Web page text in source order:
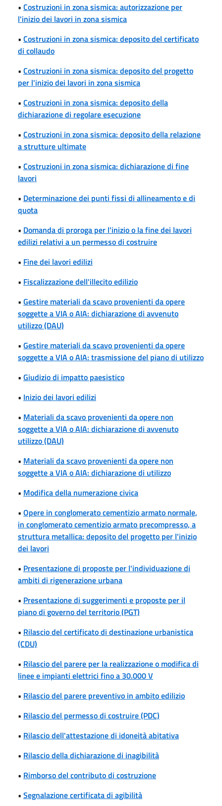
• Costruzioni in zona sismica: autorizzazione per
l'inizio dei lavori in zona sismica
• Costruzioni in zona sismica: deposito del certificato
di collaudo
• Costruzioni in zona sismica: deposito del progetto
per l'inizio dei lavori in zona sismica
• Costruzioni in zona sismica: deposito della
dichiarazione di regolare esecuzione
• Costruzioni in zona sismica: deposito della relazione
a strutture ultimate
• Costruzioni in zona sismica: dichiarazione di fine
lavori
• Determinazione dei punti fissi di allineamento e di
quota
• Domanda di proroga per l'inizio o la fine dei lavori
edilizi relativi a un permesso di costruire
• Fine dei lavori edilizi
• Fiscalizzazione dell'illecito edilizio
• Gestire materiali da scavo provenienti da opere
soggette a VIA o AIA: dichiarazione di avvenuto
utilizzo (DAU)
• Gestire materiali da scavo provenienti da opere
soggette a VIA o AIA: trasmissione del piano di utilizzo
• Giudizio di impatto paesistico
• Inizio dei lavori edilizi
• Materiali da scavo provenienti da opere non
soggette a VIA o AIA: dichiarazione di avvenuto
utilizzo (DAU)
• Materiali da scavo provenienti da opere non
soggette a VIA o AIA: dichiarazione di utilizzo
• Modifica della numerazione civica
• Opere in conglomerato cementizio armato normale,
in conglomerato cementizio armato precompresso, a
struttura metallica: deposito del progetto per l'inizio
dei lavori
• Presentazione di proposte per l'individuazione di
ambiti di rigenerazione urbana
• Presentazione di suggerimenti e proposte per il
piano di governo del territorio (PGT)
• Rilascio del certificato di destinazione urbanistica
(CDU)
• Rilascio del parere per la realizzazione o modifica di
linee e impianti elettrici fino a 30.000 V
• Rilascio del parere preventivo in ambito edilizio
• Rilascio del permesso di costruire (PDC)
• Rilascio dell'attestazione di idoneità abitativa
• Rilascio della dichiarazione di inagibilità
• Rimborso del contributo di costruzione
• Segnalazione certificata di agibilità